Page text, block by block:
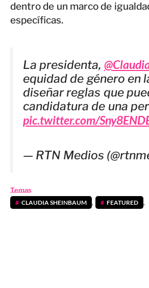
dentro de un marco de
específicas.
La presidenta,
equidad de género en
diseñar reglas que
candidatura de una
pic.twitter.com/
— RTN Medios
Temas
CLAUDIA SHEINBAUM , FEATURED ,